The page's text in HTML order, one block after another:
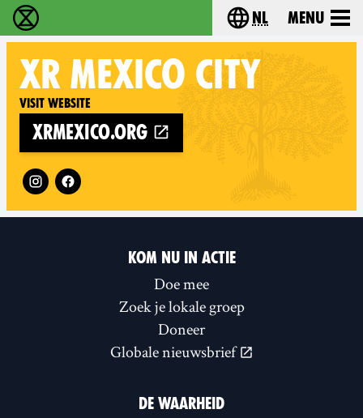
Extinction Rebellion - Home Choose your
nl Menu
XR MEXICO CITY
Visit website
xrmexico.org
Follow XR Mexico City on
KOM NU IN ACTIE
Doe mee
Zoek je lokale groep
Doneer
Globale nieuwsbrief
DE WAARHEID